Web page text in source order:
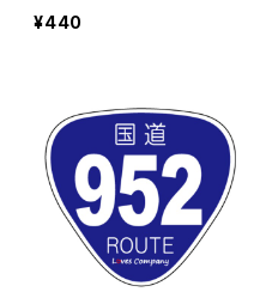
¥440